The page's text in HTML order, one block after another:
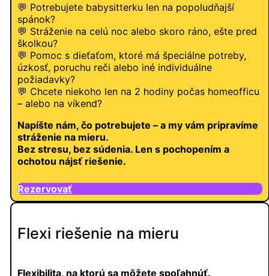
💬 Potrebujete babysitterku len na popoludňajší
spánok?
💬 Stráženie na celú noc alebo skoro ráno, ešte pred
školkou?
💬 Pomoc s dieťaťom, ktoré má špeciálne potreby,
úzkosť, poruchu reči alebo iné individuálne
požiadavky?
💬 Chcete niekoho len na 2 hodiny počas homeofficu
– alebo na víkend?
Napíšte nám, čo potrebujete – a my vám pripravíme
stráženie na mieru.
Bez stresu, bez súdenia. Len s pochopením a
ochotou nájsť riešenie.
Rezervovať
Flexi riešenie na mieru
Flexibilita, na ktorú sa môžete spoľahnúť.